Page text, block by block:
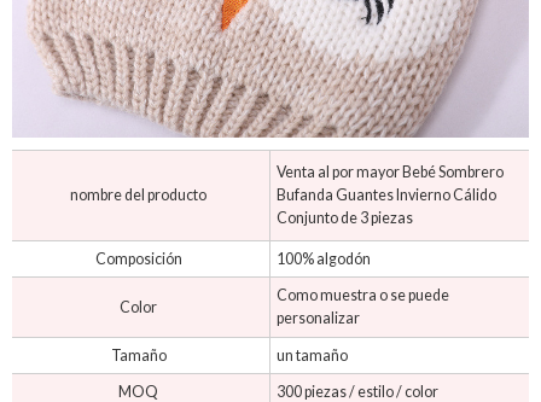
nombre del producto
Venta al por mayor Bebé Sombrero
Bufanda Guantes Invierno Cálido
Conjunto de 3 piezas
Composición 100% algodón
Color
Como muestra o se puede
personalizar
Tamaño
un tamaño
MOQ
300 piezas / estilo / color